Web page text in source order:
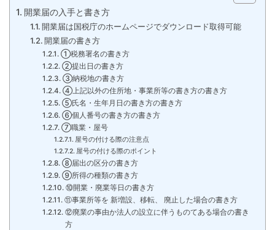
開業届の入手と書き方
開業届は国税庁のホームページでダウンロード取得可能
開業届の書き方
①税務署名の書き方
②提出日の書き方
③納税地の書き方
④上記以外の住所地・事業所等の書き方の書き方
⑤氏名・生年月日の書き方の書き方
⑥個人番号の書き方の書き方
⑦職業・屋号
屋号の付ける際の注意点
屋号の付ける際のポイント
⑧届出の区分の書き方
⑨所得の種類の書き方
⑩開業・廃業等日の書き方
⑪事業所等を 新増設、移転、 廃止した場合の書き方
⑫廃業の事由か法人の設立に伴うものてある場合の書き
方